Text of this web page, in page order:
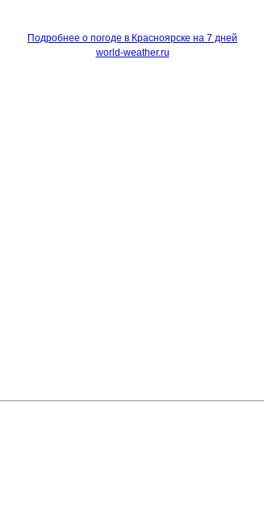
Подробнее о погоде в Красноярске на 7 дней
world-weather.ru